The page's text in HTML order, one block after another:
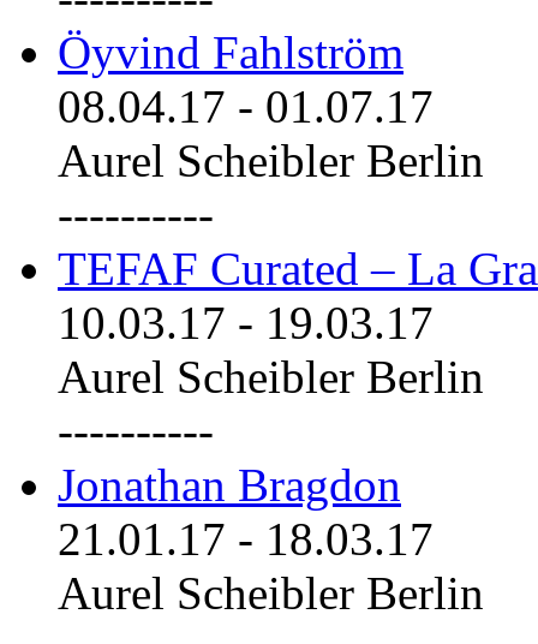
Öyvind Fahlström
08.04.17 - 01.07.17
Aurel Scheibler Berlin
----------
TEFAF Curated – La
10.03.17 - 19.03.17
Aurel Scheibler Berlin
----------
Jonathan Bragdon
21.01.17 - 18.03.17
Aurel Scheibler Berlin